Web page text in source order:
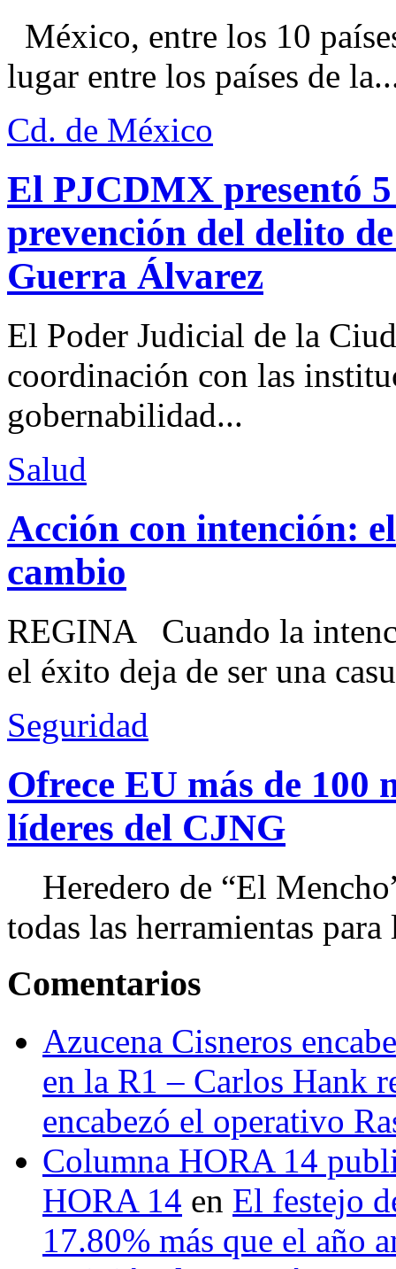
México, entre los 10
lugar entre los países de
Cd. de México
El PJCDMX presentó
prevención del delito
Guerra Álvarez
El Poder Judicial de la
coordinación con las
gobernabilidad...
Salud
Acción con intención:
cambio
REGINA Cuando la
el éxito deja de ser una
Seguridad
Ofrece EU más de 100
líderes del CJNG
Heredero de “El
todas las herramientas
Comentarios
Azucena Cisneros
en la R1 – Carlos Hank
encabezó el operativo
Columna HORA 14
HORA 14 en El festejo
17.80% más que el año